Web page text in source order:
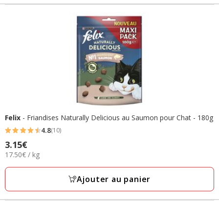
Felix - Friandises Naturally Delicious au Saumon pour Chat - 180g
4.8
étoiles
avec
10
4.8(10)
Prix
3.15€
3.15€
17.50€
Kg
17.50€ / kg
Ajouter au panier